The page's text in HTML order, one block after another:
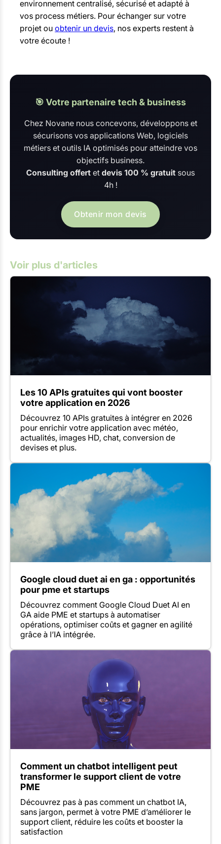
environnement centralisé, sécurisé et adapté à
vos process métiers. Pour échanger sur votre
projet ou obtenir un devis, nos experts restent à
votre écoute !
🎯 Votre partenaire tech & business
Chez Novane nous concevons, développons et
sécurisons vos applications Web, logiciels
métiers et outils IA optimisés pour atteindre vos
objectifs business.
Consulting offert et devis 100 % gratuit sous
4h !
Obtenir mon devis
Voir plus d'articles
Les 10 APIs gratuites qui vont booster
votre application en 2026
Découvrez 10 APIs gratuites à intégrer en 2026
pour enrichir votre application avec météo,
actualités, images HD, chat, conversion de
devises et plus.
Google cloud duet ai en ga : opportunités
pour pme et startups
Découvrez comment Google Cloud Duet AI en
GA aide PME et startups à automatiser
opérations, optimiser coûts et gagner en agilité
grâce à l’IA intégrée.
Comment un chatbot intelligent peut
transformer le support client de votre
PME
Découvrez pas à pas comment un chatbot IA,
sans jargon, permet à votre PME d’améliorer le
support client, réduire les coûts et booster la
satisfaction